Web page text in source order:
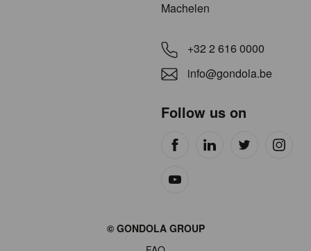
Machelen
+32 2 616 0000
info@gondola.be
Follow us on
© GONDOLA GROUP